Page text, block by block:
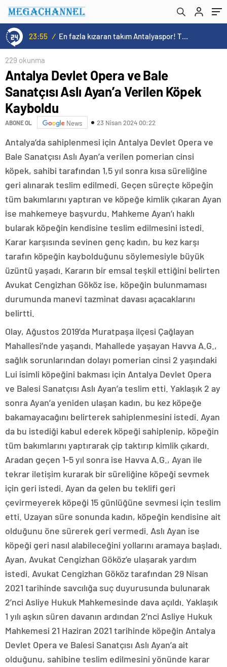
23:55 / En fazla kızaran takım Antalyaspor! Tam 5 futbolcu….
229 okunma
Antalya Devlet Opera ve Bale
Sanatçısı Aslı Ayan’a Verilen Köpek
Kayboldu
ABONE OL News 23 Nisan 2024 00:22
Antalya’da sahiplenmesi için Antalya Devlet Opera ve
Bale Sanatçısı Aslı Ayan’a verilen pomerian cinsi
köpek, sahibi tarafından 1,5 yıl sonra kısa süreliğine
geri alınarak teslim edilmedi. Geçen süreçte köpeğin
tüm bakımlarını yaptıran ve köpeğe kimlik çıkaran Ayan
ise mahkemeye başvurdu. Mahkeme Ayan’ı haklı
bularak köpeğin kendisine teslim edilmesini istedi.
Karar karşısında sevinen genç kadın, bu kez karşı
tarafın köpeğin kaybolduğunu söylemesiyle büyük
üzüntü yaşadı. Kararın bir emsal teşkil ettiğini belirten
Avukat Cengizhan Gököz ise, köpeğin bulunmaması
durumunda manevi tazminat davası açacaklarını
belirtti.
Olay, Ağustos 2019’da Muratpaşa ilçesi Çağlayan
Mahallesi’nde yaşandı. Mahallede yaşayan Havva A.G.,
sağlık sorunlarından dolayı pomerian cinsi 2 yaşındaki
Lui isimli köpeğini bakması için Antalya Devlet Opera
ve Balesi Sanatçısı Aslı Ayan’a teslim etti. Yaklaşık 2 ay
sonra Ayan’a yeniden ulaşan kadın, bu kez köpeğe
bakamayacağını belirterek sahiplenmesini istedi. Ayan
da bu istediği kabul ederek köpeği sahiplenip, köpeğin
tüm bakımlarını yaptırarak çip taktırıp kimlik çıkardı.
Aradan geçen 1-5 yıl sonra ise Havva A.G., Ayan ile
tekrar iletişim kurarak bir süreliğine köpeği sevmek
için geri istedi. Ayan da gelen bu teklifi geri
çevirmeyerek köpeği 15 günlüğüne sevmesi için teslim
etti. Uzayan süre sonunda kadın, köpeğin kendisine ait
olduğunu öne sürerek geri vermedi. Aslı Ayan ise
köpeği geri nasıl alabileceğini yollarını aramaya başladı.
Ayan, Avukat Cengizhan Gököz’e ulaşarak yardım
istedi. Avukat Cengizhan Gököz tarafından 29 Nisan
2021 tarihinde savcılığa suç duyurusunda bulunarak
2’nci Asliye Hukuk Mahkemesinde dava açıldı. Yaklaşık
1 yılı aşkın süren davanın ardından 2’nci Asliye Hukuk
Mahkemesi 21 Haziran 2021 tarihinde köpeğin Antalya
Devlet Opera ve Balesi Sanatçısı Aslı Ayan’a ait
olduğunu, sahibine teslim edilmesini yönünde karar